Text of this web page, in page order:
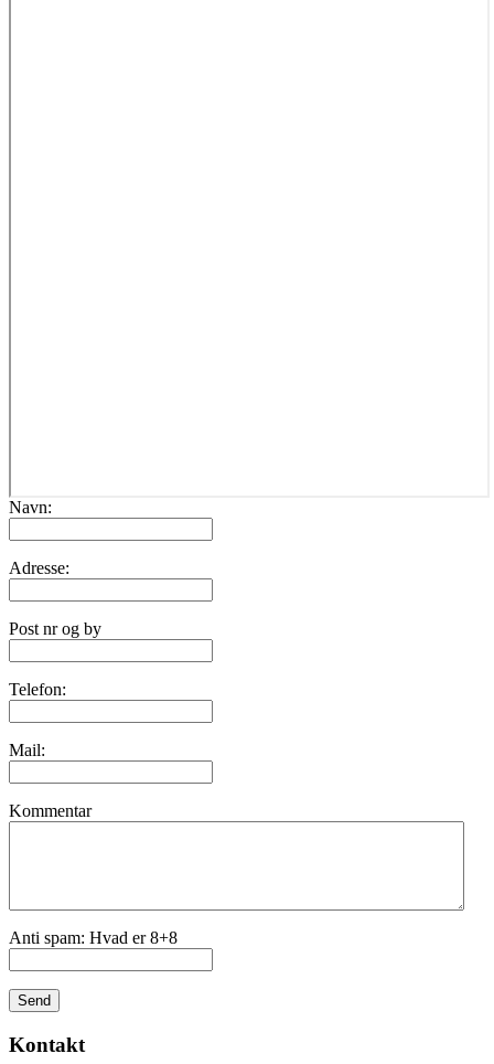
Navn:
Adresse:
Post nr og by
Telefon:
Mail:
Kommentar
Anti spam: Hvad er 8+8
Send
Kontakt